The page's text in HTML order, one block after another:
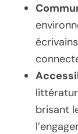
brisant